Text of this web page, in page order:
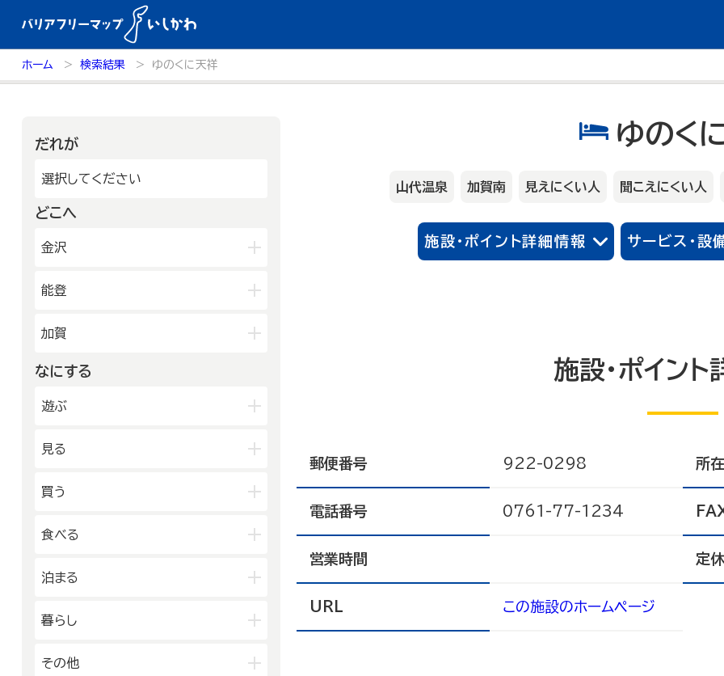
ホーム 検索結果 ゆのくに天祥
だれが
選択してください
どこへ
金沢
兼六園・金沢城・21世紀美術館周
辺
近江町市場周辺
金沢中央
能登
輪島朝市周辺
能登中央
加賀
山代温泉
なにする
遊ぶ
公園
見る
映画館
劇場・能楽堂
買う
デパート・ショッピングセンター
スーパーマーケット・コンビニ
その他の小売業
食べる
和食
テイクアウト・デリバリー
ファミリーレストラン
泊まる
旅館
その他の宿泊関連施設
暮らし
官公庁・県市町
その他
ゆのく
山代温泉 加賀南 見えにくい人 聞こえにくい人
施設・ポイント詳細情報 サービス・設
施設・ポイン
郵便番号 922-0298 所
電話番号 0761-77-1234
営業時間 定
URL この施設のホームページ